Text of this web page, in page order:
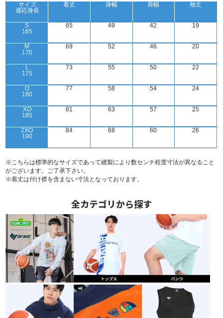
サイズ
適応身長
S
165
M
170
L
175
O
180
XO
185
2XO
190
着丈
65
69
73
77
81
84
身幅
49
52
55
58
63
68
肩幅
42
46
50
54
57
60
袖丈
19
20
22
24
25
26
※こちらは標準的なサイズであって縫製により数センチ程度寸法が異なること
がございます。ご了承下さい。
※着丈は付け襟を含まない寸法となっております。
全カテゴリから探す